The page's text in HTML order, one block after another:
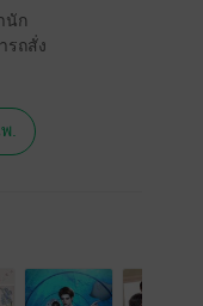
นัก
รถสั่ง
.